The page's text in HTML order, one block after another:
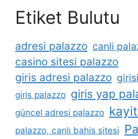
Etiket Bulutu
adresi palazzo canli
casino sitesi palazzo
giris adresi palazzo
giris palazzo giris yap
güncel adresi palazzo
palazzo, canlı bahis sitesi